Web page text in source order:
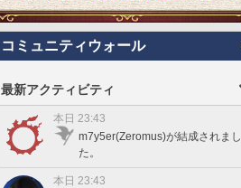
コミュニティウォール
最新アクティビティ
本日 23:43
m7y5er(Zeromus)が結成されまし
た。
本日 23:43